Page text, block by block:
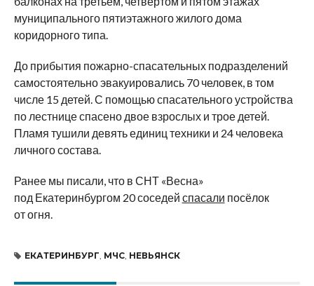
муниципального пятиэтажного жилого дома
коридорного типа.
До прибытия пожарно-спасательных подразделений
самостоятельно эвакуировались 70 человек, в том
числе 15 детей. С помощью спасательного устройства
по лестнице спасено двое взрослых и трое детей.
Пламя тушили девять единиц техники и 24 человека
личного состава.
Ранее мы писали, что в СНТ «Весна»
под Екатеринбургом 20 соседей спасали посёлок
от огня.
ЕКАТЕРИНБУРГ, МЧС, НЕВЬЯНСК